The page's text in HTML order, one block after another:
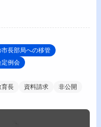
市長部局への移管
定例会
育長 資料請求 非公開